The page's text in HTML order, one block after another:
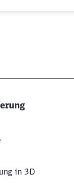
in 3D